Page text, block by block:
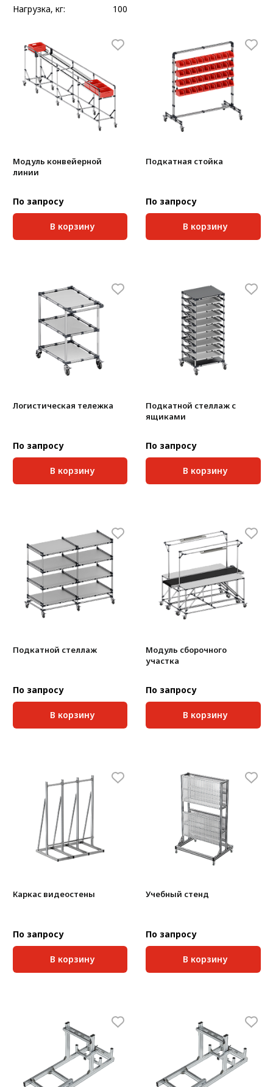
Нагрузка, кг: 100
Модуль конвейерной
линии
По запросу
В корзину
Подкатная стойка
По запросу
В корзину
Логистическая тележка
По запросу
В корзину
Подкатной стеллаж с
ящиками
По запросу
В корзину
Подкатной стеллаж
По запросу
В корзину
Модуль сборочного
участка
По запросу
В корзину
Каркас видеостены
По запросу
В корзину
Учебный стенд
По запросу
В корзину